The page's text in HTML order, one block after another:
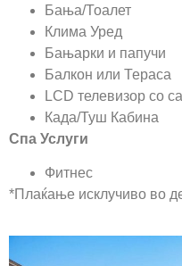
Бања/Тоалет
Клима Уред
Бањарки и папучи
Балкон или Тераса
LCD телевизор со
Када/Туш Кабина
Спа Услуги
Фитнес
*Плаќање исклучиво во